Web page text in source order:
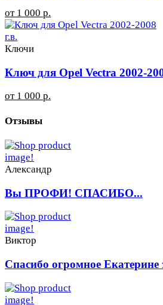
от 1 000 р.
Ключи
Ключ для Opel Vectra 2002-
от 1 000 р.
Отзывы
Александр
Вы ПРОФИ! СПАСИБО...
Виктор
Спасибо огромное Екатерине